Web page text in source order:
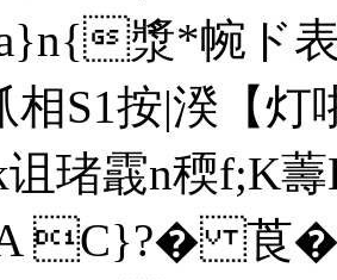
漿*帵ド表
相S1按|湀
诅琽霵n稬f;K
莨